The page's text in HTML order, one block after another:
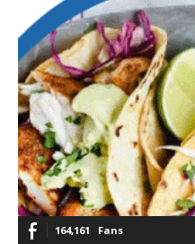
164,161 Fans